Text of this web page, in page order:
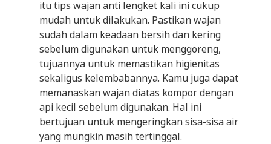
itu tips wajan anti lengket kali ini cukup
mudah untuk dilakukan. Pastikan wajan
sudah dalam keadaan bersih dan kering
sebelum digunakan untuk menggoreng,
tujuannya untuk memastikan higienitas
sekaligus kelembabannya. Kamu juga dapat
memanaskan wajan diatas kompor dengan
api kecil sebelum digunakan. Hal ini
bertujuan untuk mengeringkan sisa-sisa air
yang mungkin masih tertinggal.